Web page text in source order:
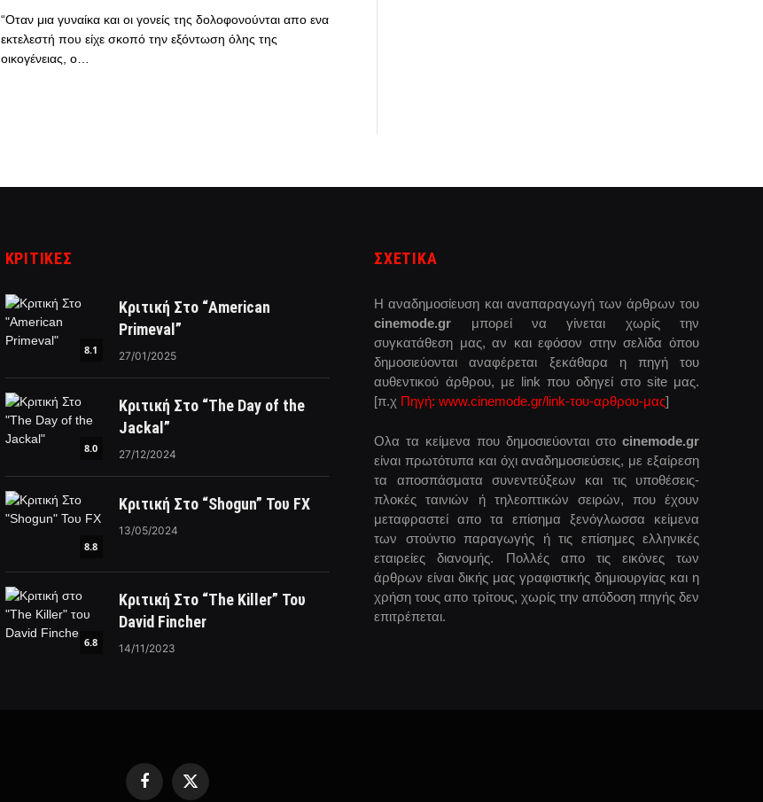
“Οταν μια γυναίκα και οι γονείς της δολοφονούνται απο ενα
εκτελεστή που είχε σκοπό την εξόντωση όλης της
οικογένειας, ο…
ΚΡΙΤΙΚΈΣ
8.1
Κριτική Στο “American
Primeval”
27/01/2025
8.0
Κριτική Στο “The Day of the
Jackal”
27/12/2024
8.8
Κριτική Στο “Shogun” Του FX
13/05/2024
6.8
Κριτική Στο “The Killer” Του
David Fincher
14/11/2023
ΣΧΕΤΙΚΑ
Η αναδημοσίευση και αναπαραγωγή των άρθρων του
cinemode.gr μπορεί να γίνεται χωρίς την
συγκατάθεση μας, αν και εφόσον στην σελίδα όπου
δημοσιεύονται αναφέρεται ξεκάθαρα η πηγή του
αυθεντικού άρθρου, με link που οδηγεί στο site μας.
[π.χ Πηγή: www.cinemode.gr/link-του-αρθρου-μας]
Ολα τα κείμενα που δημοσιεύονται στο cinemode.gr
είναι πρωτότυπα και όχι αναδημοσιεύσεις, με εξαίρεση
τα αποσπάσματα συνεντεύξεων και τις υποθέσεις-
πλοκές ταινιών ή τηλεοπτικών σειρών, που έχουν
μεταφραστεί απο τα επίσημα ξενόγλωσσα κείμενα
των στούντιο παραγωγής ή τις επίσημες ελληνικές
εταιρείες διανομής. Πολλές απο τις εικόνες των
άρθρων είναι δικής μας γραφιστικής δημιουργίας και η
χρήση τους απο τρίτους, χωρίς την απόδοση πηγής δεν
επιτρέπεται.
FacebookX